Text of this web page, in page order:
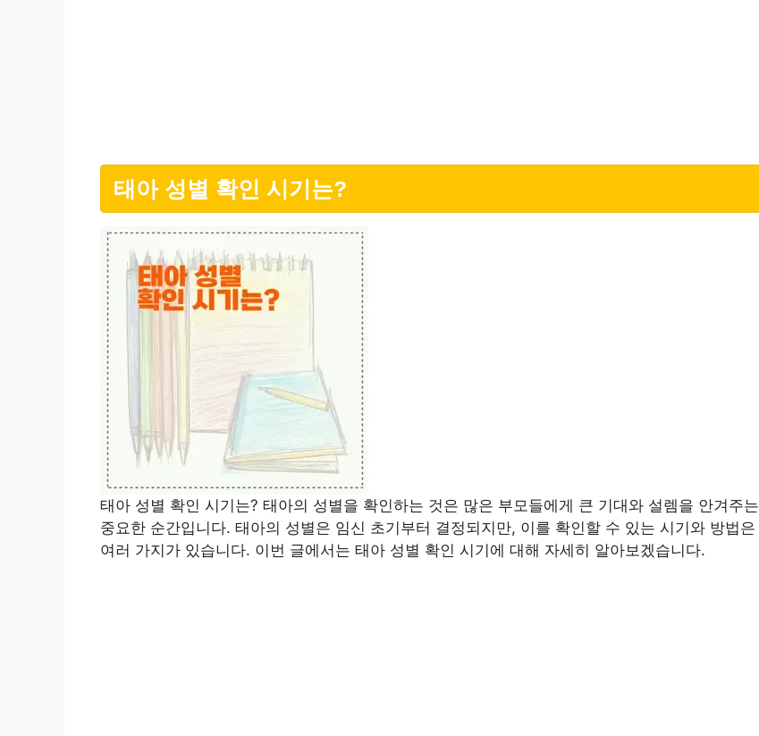
태아 성별 확인 시기는?
태아 성별 확인 시기는? 태아의 성별을 확인하는 것은 많은 부모들에게 큰 기대와 설렘을 안겨주는
중요한 순간입니다. 태아의 성별은 임신 초기부터 결정되지만, 이를 확인할 수 있는 시기와 방법은
여러 가지가 있습니다. 이번 글에서는 태아 성별 확인 시기에 대해 자세히 알아보겠습니다.